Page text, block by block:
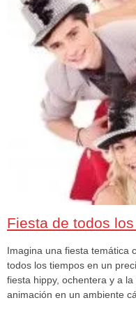
Fiesta de todos
Imagina una fiesta temática
todos los tiempos en un
fiesta hippy, ochentera y a
animación en un ambiente